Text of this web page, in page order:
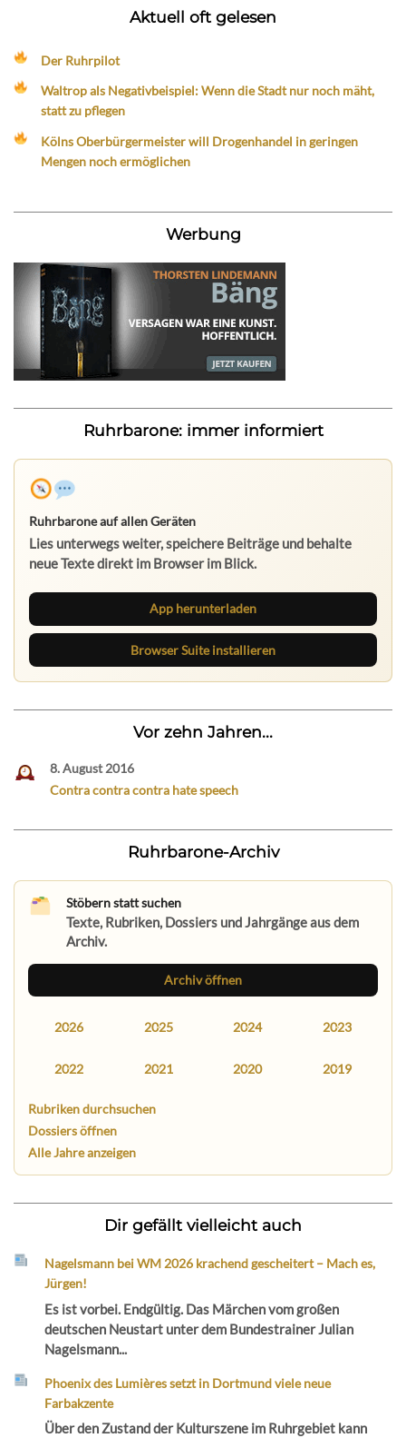
Aktuell oft gelesen
Der Ruhrpilot
Waltrop als Negativbeispiel: Wenn die Stadt nur noch mäht,
statt zu pflegen
Kölns Oberbürgermeister will Drogenhandel in geringen
Mengen noch ermöglichen
Werbung
Ruhrbarone: immer informiert
Ruhrbarone auf allen Geräten
Lies unterwegs weiter, speichere Beiträge und behalte
neue Texte direkt im Browser im Blick.
App herunterladen
Browser Suite installieren
Vor zehn Jahren...
8. August 2016
Contra contra contra hate speech
Ruhrbarone-Archiv
Stöbern statt suchen
Texte, Rubriken, Dossiers und Jahrgänge aus dem
Archiv.
Archiv öffnen
2026 2025 2024 2023
2022 2021 2020 2019
Rubriken durchsuchen
Dossiers öffnen
Alle Jahre anzeigen
Dir gefällt vielleicht auch
Nagelsmann bei WM 2026 krachend gescheitert – Mach es,
Jürgen!
Es ist vorbei. Endgültig. Das Märchen vom großen
deutschen Neustart unter dem Bundestrainer Julian
Nagelsmann...
Phoenix des Lumières setzt in Dortmund viele neue
Farbakzente
Über den Zustand der Kulturszene im Ruhrgebiet kann